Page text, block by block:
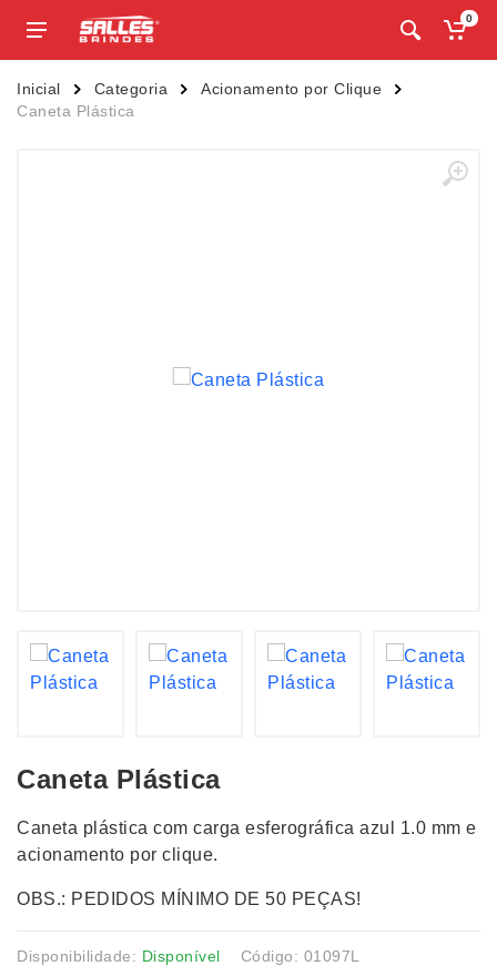
0
Inicial Categoria
Acionamento por Clique
Caneta Plástica
Caneta Plástica
Caneta plástica com carga esferográfica azul 1.0 mm e
acionamento por clique.
OBS.: PEDIDOS MÍNIMO DE 50 PEÇAS!
Disponibilidade: Disponível Código: 01097L